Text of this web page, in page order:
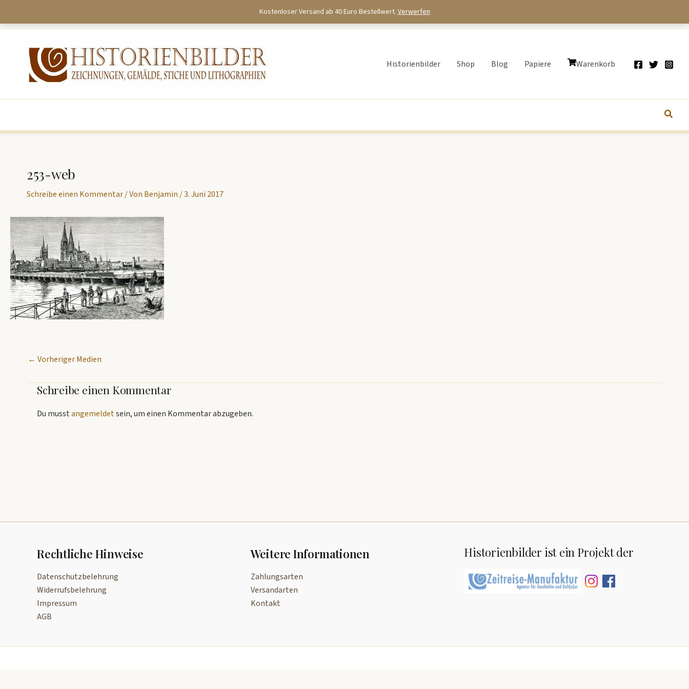
Kostenloser Versand ab 40 Euro Bestellwert.Verwerfen
springen
Historienbilder Shop Blog Papiere Warenkorb
253-web
Schreibe einen Kommentar/ Von Benjamin /3. Juni 2017
← Vorheriger Medien
Schreibe einen Kommentar
Du musstangemeldetsein, um einen Kommentar abzugeben.
Rechtliche Hinweise
Datenschutzbelehrung
Widerrufsbelehrung
Impressum
AGB
Weitere Informationen
Zahlungsarten
Versandarten
Kontakt
Historienbilder ist ein Projekt der